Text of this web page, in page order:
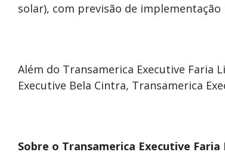
solar), com previsão de
Além do Transamerica Executive Faria
Executive Bela Cintra, Transamerica
Sobre o Transamerica Executive Faria